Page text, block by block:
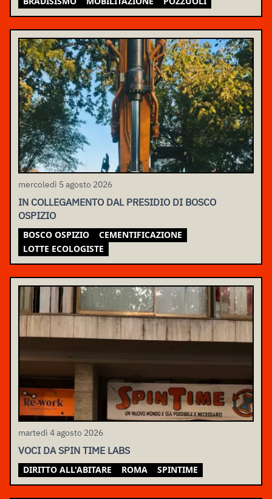
mercoledì 5 agosto 2026
IN COLLEGAMENTO DAL PRESIDIO DI BOSCO
OSPIZIO
BOSCO OSPIZIO
CEMENTIFICAZIONE
LOTTE ECOLOGISTE
martedì 4 agosto 2026
VOCI DA SPIN TIME LABS
DIRITTO ALL'ABITARE ROMA SPINTIME